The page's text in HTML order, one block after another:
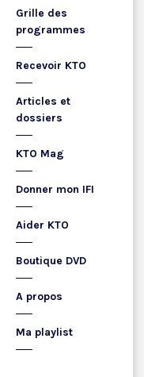
Grille des
programmes
Recevoir KTO
Articles et
dossiers
KTO Mag
Donner mon IFI
Aider KTO
Boutique DVD
A propos
Ma playlist